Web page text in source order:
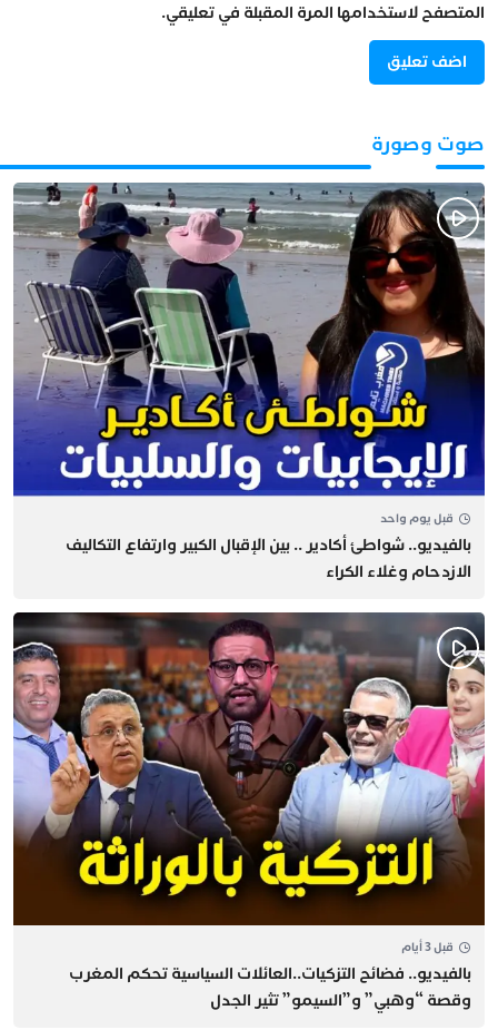
المتصفح لاستخدامها المرة المقبلة في تعليقي.
صوت وصورة
قبل يوم واحد
بالفيديو.. شواطئ أكادير .. بين الإقبال الكبير وارتفاع التكاليف
الازدحام وغلاء الكراء
قبل 3 أيام
بالفيديو.. فضائح التزكيات..العائلات السياسية تحكم المغرب
وقصة “وهبي” و”السيمو” تثير الجدل